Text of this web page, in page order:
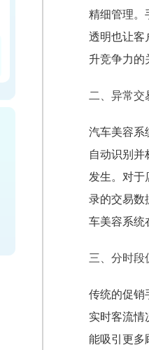
精细管理。
透明也让客
升竞争力的
二、异常交
汽车美容系
自动识别
发生。对于
录的交易数
车美容系统
三、分时段
传统的促销
实时客流情
能吸引更多